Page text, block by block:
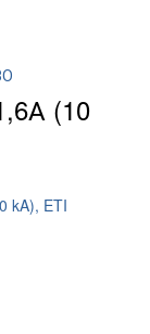
(10